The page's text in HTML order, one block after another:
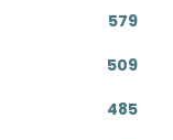
579
509
485